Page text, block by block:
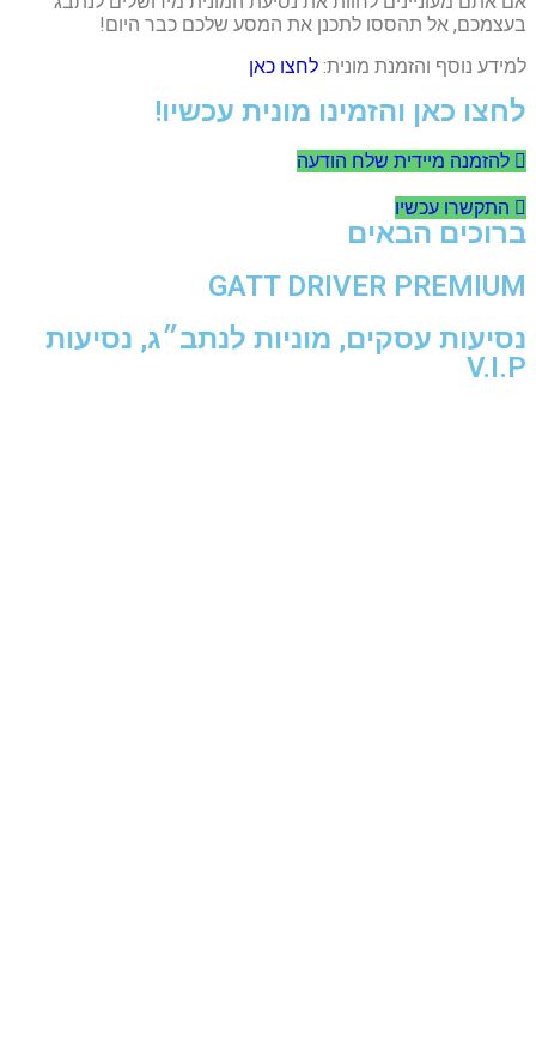
בעצמכם, אל תהססו לתכנן את המסע שלכם כבר היום!
למידע נוסף והזמנת מונית: לחצו כאן
לחצו כאן והזמינו מונית עכשיו!
להזמנה מיידית שלח הודעה
התקשרו עכשיו
ברוכים הבאים
GATT DRIVER PREMIUM
נסיעות עסקים, מוניות לנתב״ג, נסיעות
V.I.P